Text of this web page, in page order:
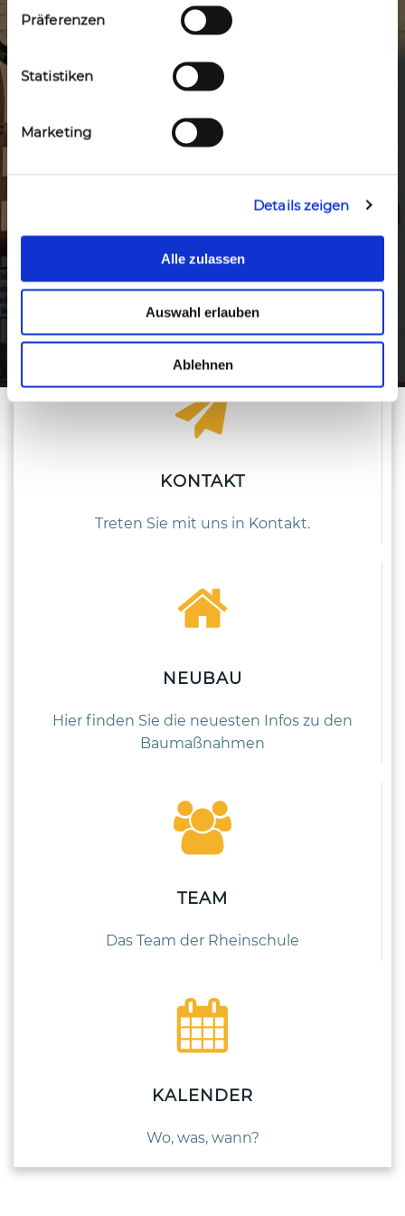
Präferenzen
Statistiken
Marketing
Details zeigen
Alle zulassen
Auswahl erlauben
Ablehnen
selbstständig beantwortet werden.
KONTAKT
Treten Sie mit uns in Kontakt.
NEUBAU
Hier finden Sie die neuesten Infos zu den
Baumaßnahmen
TEAM
Das Team der Rheinschule
KALENDER
Wo, was, wann?